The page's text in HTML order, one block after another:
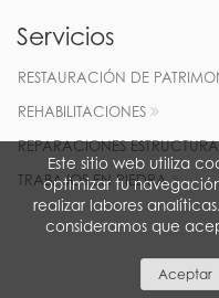
Servicios
RESTAURACIÓN DE
REHABILITACIONES
REPARACIONES
TRABAJOS EN PIEDRA
Este sitio web utiliza
optimizar tu
realizar labores
consideramos que
Aceptar